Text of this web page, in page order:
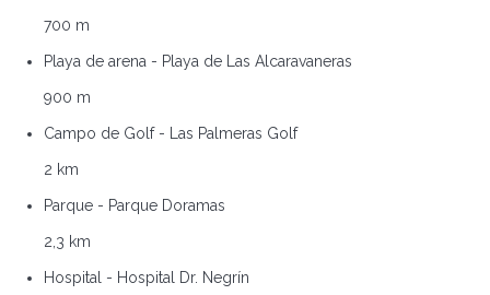
700 m
Playa de arena - Playa de Las Alcaravaneras
900 m
Campo de Golf - Las Palmeras Golf
2 km
Parque - Parque Doramas
2,3 km
Hospital - Hospital Dr. Negrín